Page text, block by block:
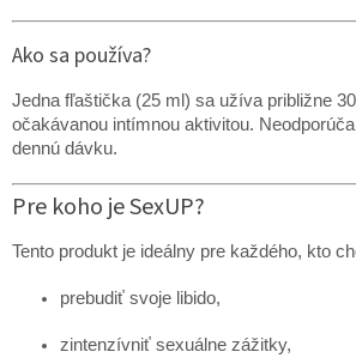
Ako sa používa?
Jedna fľaštička (25 ml) sa užíva približne
očakávanou intímnou aktivitou.
dennú dávku.
Pre koho je SexUP?
Tento produkt je ideálny pre každého, kto
prebudiť svoje libido,
zintenzívniť sexuálne zážitky,